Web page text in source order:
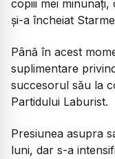
copiii mei minunați,
și-a încheiat
Până în acest
suplimentare
succesorul său la
Partidului Laburist.
Presiunea asupra
luni, dar s-a